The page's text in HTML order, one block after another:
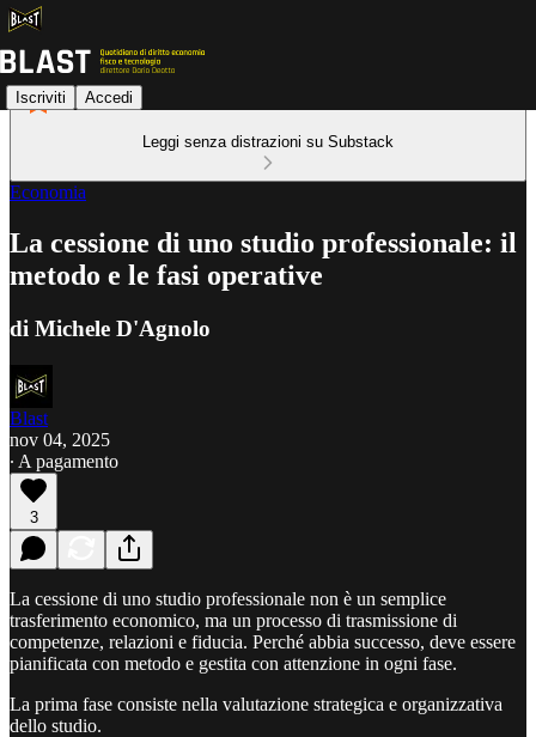
Iscriviti Accedi
Leggi senza distrazioni su Substack
Economia
La cessione di uno studio professionale: il
metodo e le fasi operative
di Michele D'Agnolo
Blast
nov 04, 2025
∙ A pagamento
3
La cessione di uno studio professionale non è un semplice
trasferimento economico, ma un processo di trasmissione di
competenze, relazioni e fiducia. Perché abbia successo, deve essere
pianificata con metodo e gestita con attenzione in ogni fase.
La prima fase consiste nella valutazione strategica e organizzativa
dello studio.